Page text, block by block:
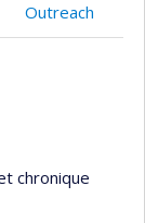
Outreach
chronique